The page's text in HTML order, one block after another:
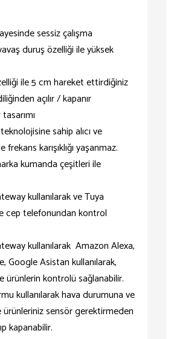
sessiz çalışma
duruş özelliği ile yüksek
ile 5 cm hareket ettirdiğiniz
açılır / kapanır
sahip alıcı ve
karışıklığı yaşanmaz.
kumanda çeşitleri ile
kullanılarak ve Tuya
cep telefonundan kontrol
kullanılarak Amazon Alexa,
Google Asistan kullanılarak,
ürünlerin kontrolü sağlanabilir.
kullanılarak hava durumuna ve
sensör gerektirmeden
kapanabilir.